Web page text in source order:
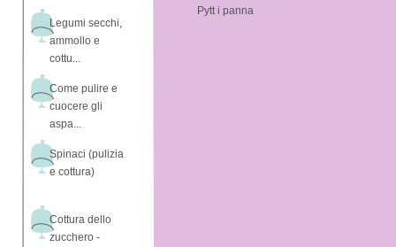
Legumi secchi,
ammollo e
cottu...
Come pulire e
cuocere gli
aspa...
Spinaci (pulizia
e cottura)
Cottura dello
zucchero -
Pytt i panna